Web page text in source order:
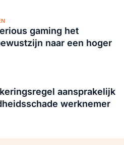
gaming het
naar een hoger
aansprakelijk
werknemer